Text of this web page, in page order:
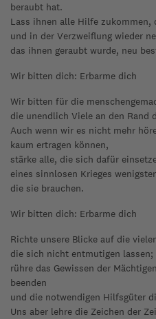
beraubt hat.
Lass ihnen alle Hilfe zukommen,
und in der Verzweiflung wieder
das ihnen geraubt wurde, neu
Wir bitten dich: Erbarme dich
Wir bitten für die
die unendlich Viele an den Rand
Auch wenn wir es nicht mehr
kaum ertragen können,
stärke alle, die sich dafür
eines sinnlosen Krieges
die sie brauchen.
Wir bitten dich: Erbarme dich
Richte unsere Blicke auf die
die sich nicht entmutigen lassen;
rühre das Gewissen der
beenden
und die notwendigen Hilfsgüter
Uns aber lehre die Zeichen der